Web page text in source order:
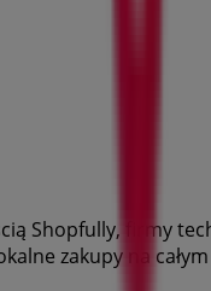
Shopfully, firmy
zakupy na